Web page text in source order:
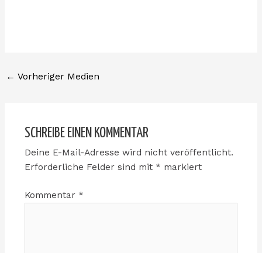
← Vorheriger Medien
SCHREIBE EINEN KOMMENTAR
Deine E-Mail-Adresse wird nicht veröffentlicht.
Erforderliche Felder sind mit * markiert
Kommentar *